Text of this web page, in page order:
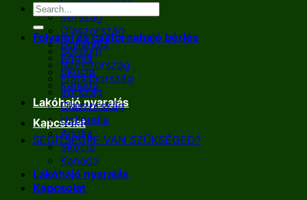
Franciaország
Írország
Olaszország
Hollandia
Anglia
Skócia
Kanada
Lakóhajó nyaralás
Kapcsolat
SEGÍTSÉGRE VAN SZÜKSÉGED?
Folyami és csatornahajó bérlés
Belgium
Németország
Franciaország
Írország
Olaszország
Hollandia
Anglia
Skócia
Kanada
Lakóhajó nyaralás
Kapcsolat